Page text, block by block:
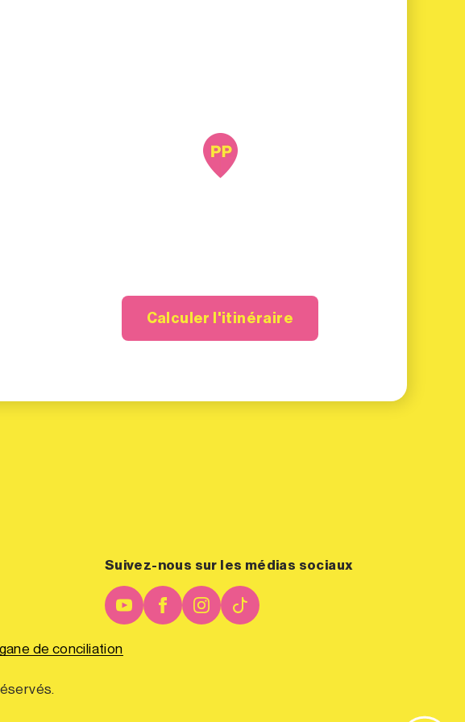
Calculer l'itinéraire
Suivez-nous sur les médias sociaux
de conciliation